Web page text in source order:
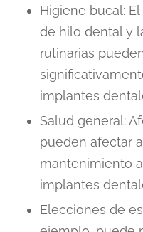
Higiene bucal:
de hilo dental y
rutinarias
implantes
Salud general:
pueden afectar
mantenimiento
implantes
Elecciones de